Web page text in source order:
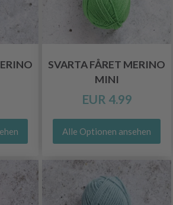
SVARTA FÅRET MERINO
MINI
EUR 4.99
Alle Optionen ansehen